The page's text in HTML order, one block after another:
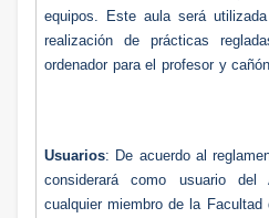
equipos. Este aula será
realización de prácticas
ordenador para el profesor y
Usuarios: De acuerdo al
considerará como usuario
cualquier miembro de la